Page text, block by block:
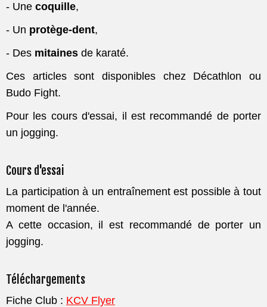
- Une coquille,
- Un protège-dent,
- Des mitaines de karaté.
Ces articles sont disponibles chez Décathlon ou
Budo Fight.
Pour les cours d'essai, il est recommandé de porter
un jogging.
Cours d'essai
La participation à un entraînement est possible à tout
moment de l'année.
A cette occasion, il est recommandé de porter un
jogging.
Téléchargements
Fiche Club : KCV Flyer